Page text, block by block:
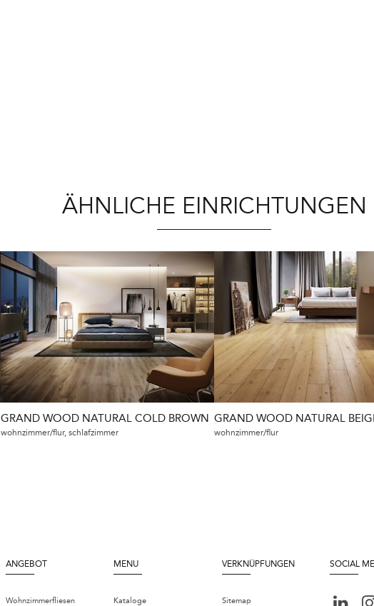
ÄHNLICHE EINRICHTUNGEN
GRAND WOOD NATURAL COLD BROWN
wohnzimmer/flur, schlafzimmer
GRAND WOOD NATURAL
wohnzimmer/flur
ANGEBOT
Wohnzimmerfliesen
MENU
Kataloge
VERKNÜPFUNGEN
Sitemap
SOCIAL